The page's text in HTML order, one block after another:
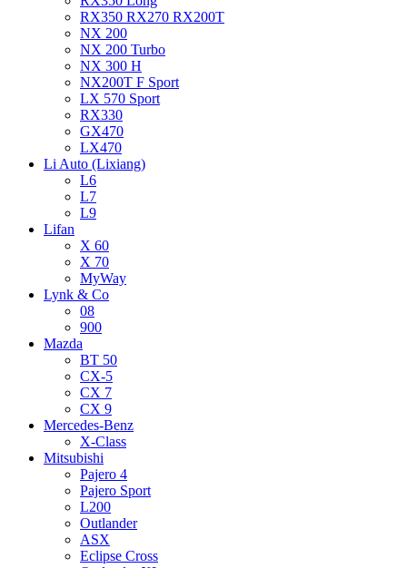
RX350 RX270 RX200T
NX 200
NX 200 Turbo
NX 300 H
NX200T F Sport
LX 570 Sport
RX330
GX470
LX470
Li Auto (Lixiang)
L6
L7
L9
Lifan
X 60
X 70
MyWay
Lynk & Co
08
900
Mazda
BT 50
CX-5
CX 7
CX 9
Mercedes-Benz
X-Class
Mitsubishi
Pajero 4
Pajero Sport
L200
Outlander
ASX
Eclipse Cross